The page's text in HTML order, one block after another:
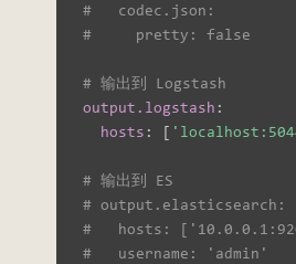
#   codec.json:
#     pretty: false
# 输出到 Logstash
output.logstash :
hosts : [
# 输出到 ES
# output.elasticsearch:
#   hosts:
#   username: 'admin'